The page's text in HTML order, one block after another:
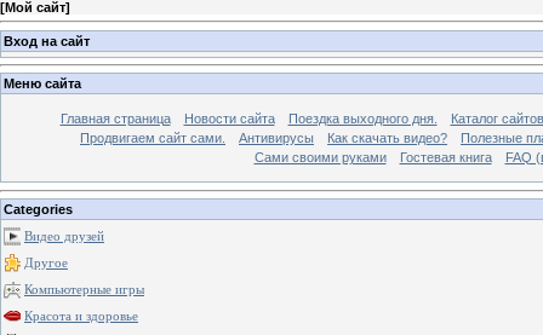
[Мой сайт]
Вход на сайт
Меню сайта
Главная страница Новости сайта Поездка выходного дня.
Каталог сайтов
Продвигаем сайт сами.
Антивирусы Как скачать видео?
Полезные
Сами своими руками
Гостевая книга FAQ
Categories
Видео друзей
Другое
Компьютерные игры
Красота и здоровье